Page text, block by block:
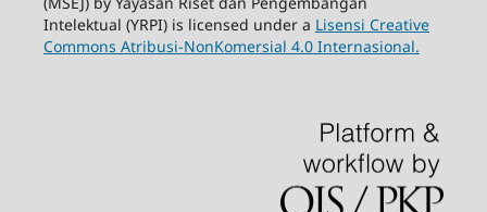
Intelektual (YRPI) is licensed under a Lisensi Creative
Commons Atribusi-NonKomersial 4.0 Internasional.